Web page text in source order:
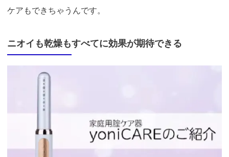
ケアもできちゃうんです。
ニオイも乾燥もすべてに効果が期待できる
https://t.afi-
b.com/visit.php?
guid=ON&a=513551P-
A449661y&p=p757084N